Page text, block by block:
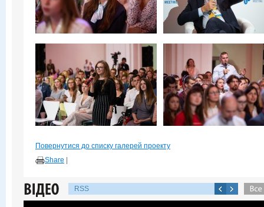
Повернутися до списку галерей проекту
Share
RSS